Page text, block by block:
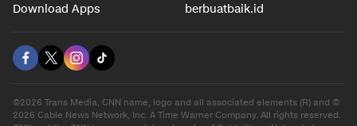
Download Apps berbuatbaik.id
©2026 Trans Media, CNN name, logo and all associated elements (R) and ©
2026 Cable News Network, Inc. A Time Warner Company. All rights reserved.